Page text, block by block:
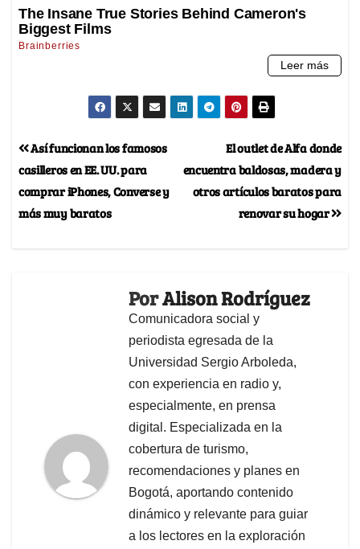
El outlet de Alfa donde
encuentra baldosas, madera y
otros artículos baratos para
renovar su hogar
Así funcionan los famosos
casilleros en EE. UU. para
comprar iPhones, Converse y
más muy baratos
PorAlison Rodríguez
Comunicadora social y
periodista egresada de la
Universidad Sergio Arboleda,
con experiencia en radio y,
especialmente, en prensa
digital. Especializada en la
cobertura de turismo,
recomendaciones y planes en
Bogotá, aportando contenido
dinámico y relevante para guiar
a los lectores en la exploración